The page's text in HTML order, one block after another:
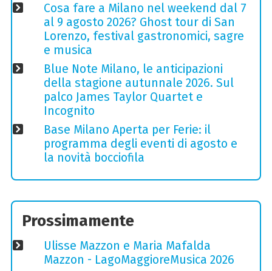
Cosa fare a Milano nel weekend dal 7
al 9 agosto 2026? Ghost tour di San
Lorenzo, festival gastronomici, sagre
e musica
Blue Note Milano, le anticipazioni
della stagione autunnale 2026. Sul
palco James Taylor Quartet e
Incognito
Base Milano Aperta per Ferie: il
programma degli eventi di agosto e
la novità bocciofila
Prossimamente
Ulisse Mazzon e Maria Mafalda
Mazzon - LagoMaggioreMusica 2026